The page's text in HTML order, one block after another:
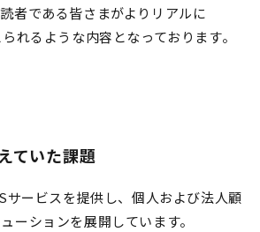
者である皆さまがよりリアルに
れるような内容となっております。
ていた課題
サービスを提供し、個人および法人顧
ーションを展開しています。